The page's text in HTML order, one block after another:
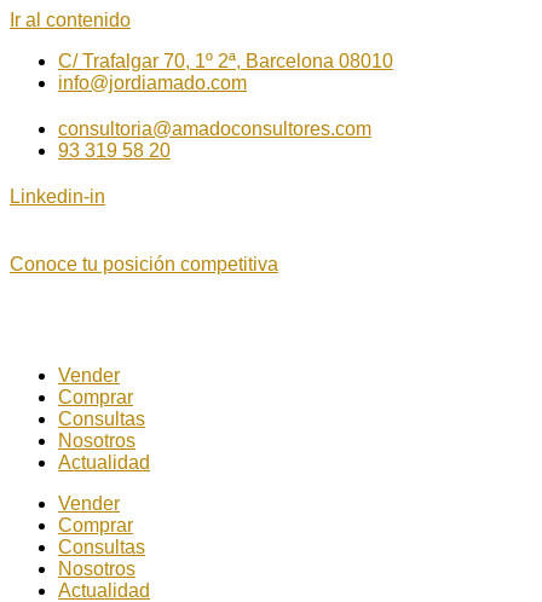
Ir al contenido
C/ Trafalgar 70, 1º 2ª, Barcelona 08010
info@jordiamado.com
consultoria@amadoconsultores.com
93 319 58 20
Linkedin-in
Conoce tu posición competitiva
Vender
Comprar
Consultas
Nosotros
Actualidad
Vender
Comprar
Consultas
Nosotros
Actualidad